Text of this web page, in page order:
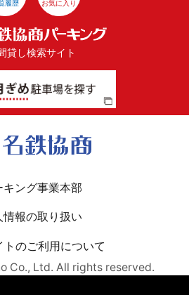
履歴 お気に入り
貸し検索サイト
キング事業本部
情報の取り扱い
トのご利用について
Co., Ltd. All rights reserved.